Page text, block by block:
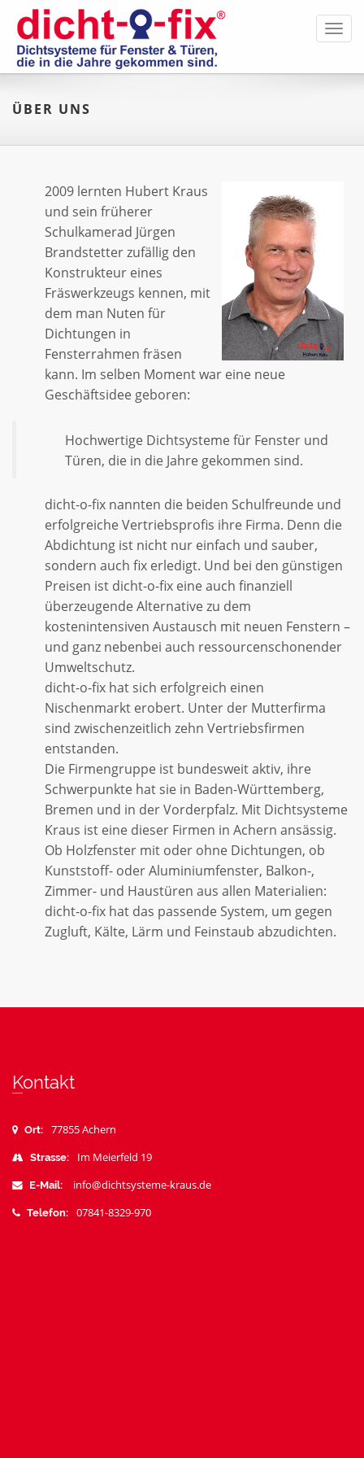
ÜBER UNS
2009 lernten Hubert Kraus
und sein früherer
Schulkamerad Jürgen
Brandstetter zufällig den
Konstrukteur eines
Fräswerkzeugs kennen, mit
dem man Nuten für
Dichtungen in
Fensterrahmen fräsen
kann. Im selben Moment war eine neue
Geschäftsidee geboren:
Hochwertige Dichtsysteme für Fenster und
Türen, die in die Jahre gekommen sind.
dicht-o-fix nannten die beiden Schulfreunde und
erfolgreiche Vertriebsprofis ihre Firma. Denn die
Abdichtung ist nicht nur einfach und sauber,
sondern auch fix erledigt. Und bei den günstigen
Preisen ist dicht-o-fix eine auch finanziell
überzeugende Alternative zu dem
kostenintensiven Austausch mit neuen Fenstern –
und ganz nebenbei auch ressourcenschonender
Umweltschutz.
dicht-o-fix hat sich erfolgreich einen
Nischenmarkt erobert. Unter der Mutterfirma
sind zwischenzeitlich zehn Vertriebsfirmen
entstanden.
Die Firmengruppe ist bundesweit aktiv, ihre
Schwerpunkte hat sie in Baden-Württemberg,
Bremen und in der Vorderpfalz. Mit Dichtsysteme
Kraus ist eine dieser Firmen in Achern ansässig.
Ob Holzfenster mit oder ohne Dichtungen, ob
Kunststoff- oder Aluminiumfenster, Balkon-,
Zimmer- und Haustüren aus allen Materialien:
dicht-o-fix hat das passende System, um gegen
Zugluft, Kälte, Lärm und Feinstaub abzudichten.
Kontakt
Ort: 77855 Achern
Strasse: Im Meierfeld 19
E-Mail: info@dichtsysteme-kraus.de
Telefon: 07841-8329-970